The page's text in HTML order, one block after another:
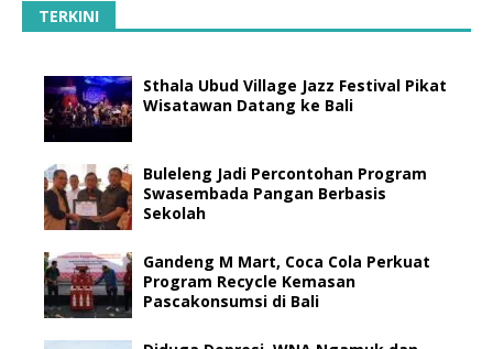
TERKINI
Sthala Ubud Village Jazz Festival Pikat
Wisatawan Datang ke Bali
Buleleng Jadi Percontohan Program
Swasembada Pangan Berbasis
Sekolah
Gandeng M Mart, Coca Cola Perkuat
Program Recycle Kemasan
Pascakonsumsi di Bali